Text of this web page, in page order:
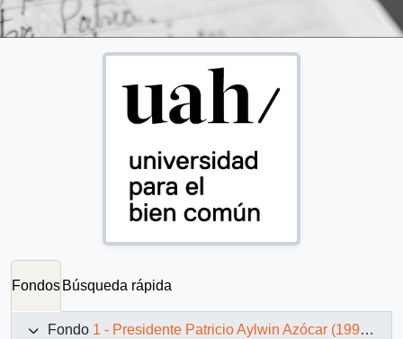
Fondos Búsqueda rápida
Fondo 1 - Presidente Patricio Aylwin Azócar (1990-1994)